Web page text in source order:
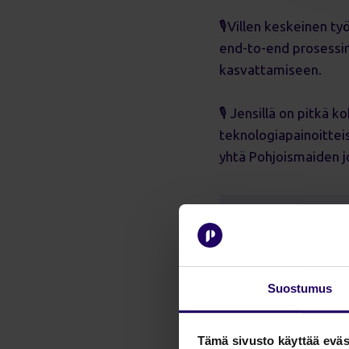
Suostumus
Tämä sivusto käyttää
🎙️Villen keskeinen
end-to-end
kasvattamiseen.
🎙️ Jensillä on pitkä
yhtä Pohjoismaiden